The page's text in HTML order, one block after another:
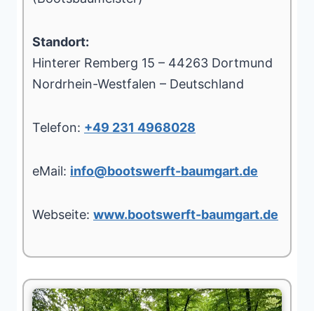
Standort:
Hinterer Remberg 15 – 44263 Dortmund
Nordrhein-Westfalen – Deutschland
Telefon: +49 231 4968028
eMail: info@bootswerft-baumgart.de
Webseite: www.bootswerft-baumgart.de